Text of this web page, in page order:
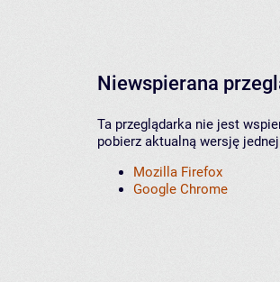
Niewspierana
Ta przeglądarka nie jest
pobierz aktualną wersję
Mozilla Firefox
Google Chrome